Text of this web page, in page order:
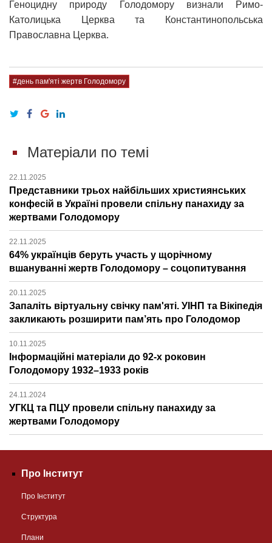
Геноцидну природу Голодомору визнали Римо-
Католицька Церква та Константинопольська
Православна Церква.
#день пам'яті жертв Голодомору
Матеріали по темі
22.11.2025
Представники трьох найбільших християнських
конфесій в Україні провели спільну панахиду за
жертвами Голодомору
22.11.2025
64% українців беруть участь у щорічному
вшануванні жертв Голодомору – соцопитування
20.11.2025
Запаліть віртуальну свічку пам'яті. УІНП та Вікіпедія
закликають розширити пам’ять про Голодомор
10.11.2025
Інформаційні матеріали до 92-х роковин
Голодомору 1932–1933 років
24.11.2024
УГКЦ та ПЦУ провели спільну панахиду за
жертвами Голодомору
Про Інститут
Про Інститут
Структура
Плани